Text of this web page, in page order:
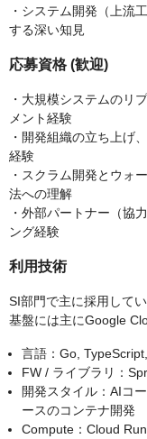
・システム開発（上流
する深い知見
応募資格 (歓迎)
・大規模システムのリ
メント経験
・開発組織の立ち上げ
経験
・スクラム開発とウォ
法への理解
・外部パートナー（協
ング経験
利用技術
SI部門で主に採用して
基盤には主にGoogle
言語：Go,
FW / ライブラリ：
開発スタイル：AIコ
ースのコンテナ開発
Compute：Cloud